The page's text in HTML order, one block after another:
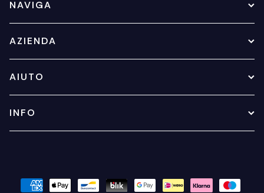
NAVIGA
AZIENDA
AIUTO
INFO